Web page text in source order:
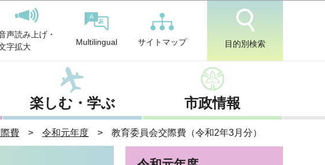
声読み上げ・
字拡大
Multilingual サイトマップ 目的別検索
楽しむ・学ぶ 市政情報
費 令和元年度 教育委員会交際費（令和2年3月分）